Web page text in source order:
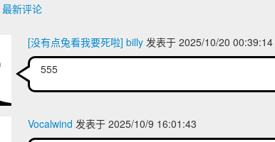
最新评论
[没有点兔看我要死啦] billy发表于 2025/10/20 00:39:14
555
Vocalwind 发表于 2025/10/9 16:01:43